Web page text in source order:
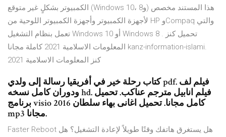
الكمبيوتر بشكلٍ غير متوقع (Windows 10، و8) هذا المستند مخصص
لأجهزة الكمبيوتر وأجهزة الكمبيوتر اللوحية من HP وCompaq والتي
تعمل بنظام التشغيل Windows 10 أو Windows 8 . تحميل كنز
المعلومات الاسلامية 2021 كاملة مجانا kanz-information-islami.
كنز المعلومات الاسلامية 2021
كتاب رحلة خير في أفريقيا رسالة إلى ولدي pdf. فيلم لف
ودوران كامل نسخه hd. فيلم انابيل مترجم عناكب. تحميل
برنامج visio 2016 كامل مجانا. تحميل اغانى بهاء سلطان
mp3 مجانا.
Faster Reboot هل يستغرق هاتفك وقتًا طويلاً لإعادة التشغيل؟ هل